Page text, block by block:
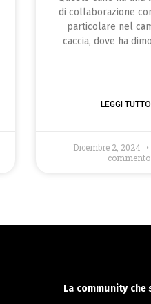
di collaborazione
particolare nel
caccia, dove ha
LEGGI
Dicembre 2, 2024
commento
La community